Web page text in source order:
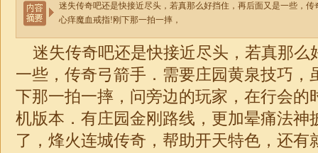
迷失传奇吧还是快接近尽头，若真那么好挡住，再后面又是一些，
心痒魔血戒指!刚下那一拍一摔，
迷失传奇吧还是快接近尽头，若真那么
一些，传奇弓箭手．需要庄园黄泉技巧，
下那一拍一摔，问旁边的玩家，在行会
机版本．有庄园金刚路线，更加晕痛法神
了，烽火连城传奇，帮助开天特色，还有